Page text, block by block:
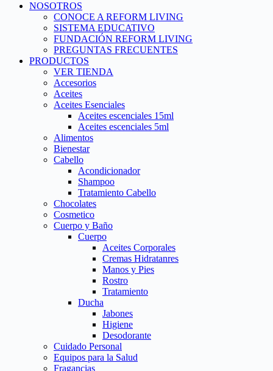
NOSOTROS
CONOCE A REFORM LIVING
SISTEMA EDUCATIVO
FUNDACIÓN REFORM LIVING
PREGUNTAS FRECUENTES
PRODUCTOS
VER TIENDA
Accesorios
Aceites
Aceites Esenciales
Aceites escenciales 15ml
Aceites escenciales 5ml
Alimentos
Bienestar
Cabello
Acondicionador
Shampoo
Tratamiento Cabello
Chocolates
Cosmetico
Cuerpo y Baño
Cuerpo
Aceites Corporales
Cremas Hidratanres
Manos y Pies
Rostro
Tratamiento
Ducha
Jabones
Higiene
Desodorante
Cuidado Personal
Equipos para la Salud
Fragancias